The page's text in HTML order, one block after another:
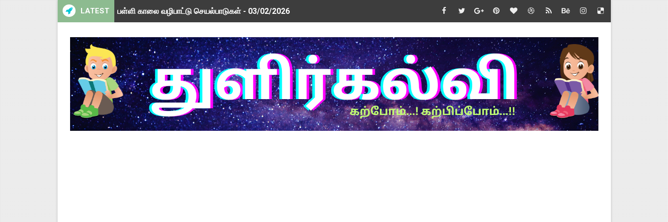
LATEST பள்ளி காலை வழிபாட்டு செயல்பாடுகள் - 03/02/2026
TAPS - உறுதியளிக்கப்பட்ட ஓய்வூதியம் குறித்து 2 வாரத்தில் அரசாணை: ஐகோர்ட் கிளையில் அரசு தகவல்
ஆசிரியர் தகுதித் தேர்வு விவகாரம் மத்திய அமைச்சரிடம் முறையீடு
பள்ளி காலை வழிபாட்டு செயல்பாடுகள் - 09/01/2026
TNSED Schools Mobile App New Updated Version! Update Now!